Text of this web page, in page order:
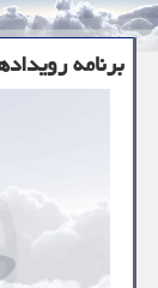
برنامه